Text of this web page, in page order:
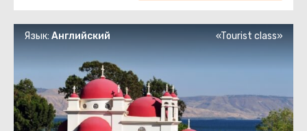
Язык:Английский «Tourist class»